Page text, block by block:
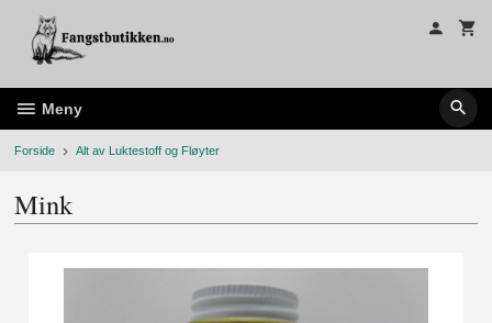
innholdet
Meny
Forside Alt av Luktestoff og Fløyter
Mink